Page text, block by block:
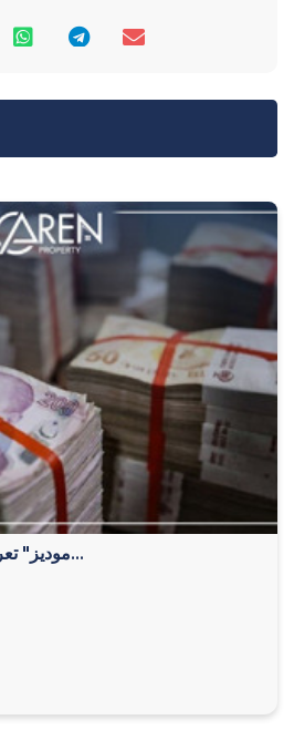
"موديز" تعرب عن تفاؤلها تجاه النم...